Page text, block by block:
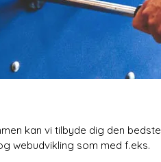
kan vi tilbyde dig den bedste
webudvikling som med f.eks.